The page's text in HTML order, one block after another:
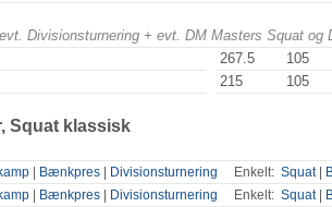
Divisionsturnering + evt. DM Masters Squat
267.5
105
215 105
Squat klassisk
Bænkpres Divisionsturnering Enkelt: Squat|
Bænkpres Divisionsturnering Enkelt: Squat|